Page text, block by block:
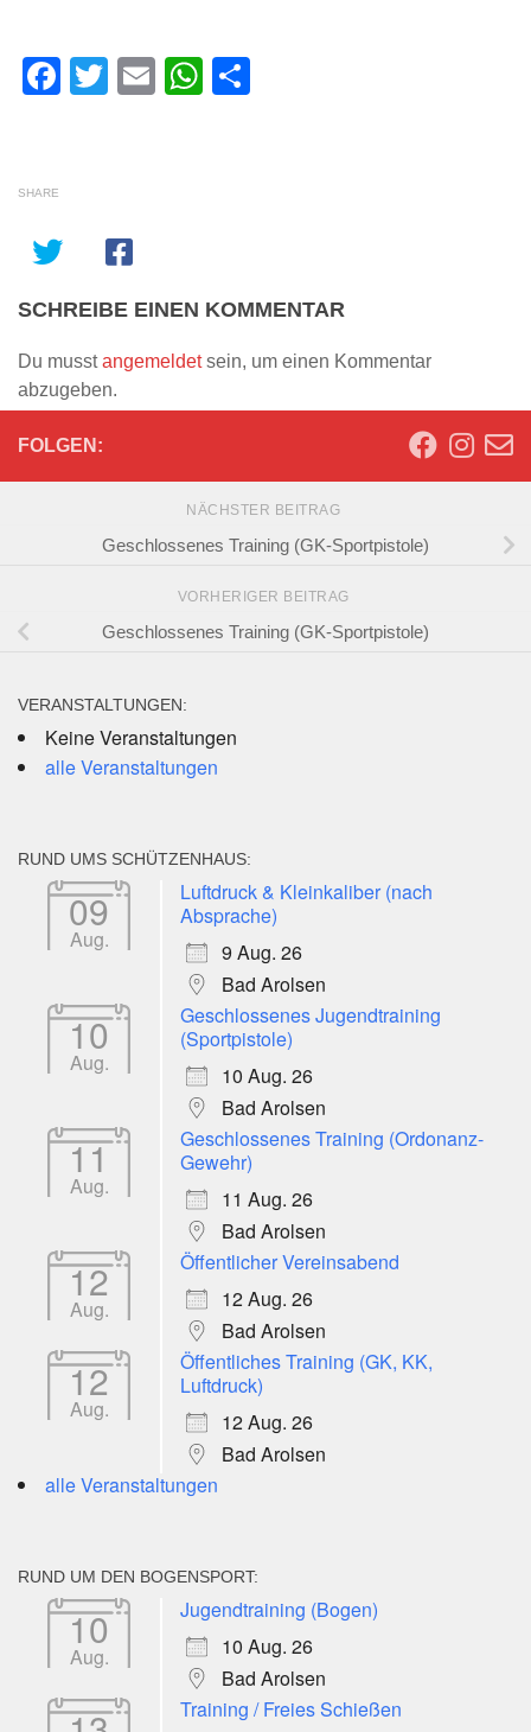
Facebook
Twitter
EmailWhatsApp
SHARE
SCHREIBE EINEN KOMMENTAR
Du musstangemeldetsein, um einen Kommentar
abzugeben.
FOLGEN:
NÄCHSTER BEITRAG
Geschlossenes Training (GK-Sportpistole)
VORHERIGER BEITRAG
Geschlossenes Training (GK-Sportpistole)
VERANSTALTUNGEN:
Keine Veranstaltungen
alle Veranstaltungen
RUND UMS SCHÜTZENHAUS:
09
Aug.
Luftdruck & Kleinkaliber (nach
Absprache)
9 Aug. 26
Bad Arolsen
10
Aug.
Geschlossenes Jugendtraining
(Sportpistole)
10 Aug. 26
Bad Arolsen
11
Aug.
Geschlossenes Training (Ordonanz-
Gewehr)
11 Aug. 26
Bad Arolsen
12
Aug.
Öffentlicher Vereinsabend
12 Aug. 26
Bad Arolsen
12
Aug.
Öffentliches Training (GK, KK,
Luftdruck)
12 Aug. 26
Bad Arolsen
alle Veranstaltungen
RUND UM DEN BOGENSPORT:
10
Aug.
Jugendtraining (Bogen)
10 Aug. 26
Bad Arolsen
Training / Freies Schießen